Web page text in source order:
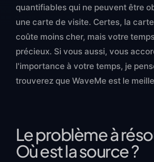
quantifiables qui ne peuvent être
une carte de visite. Certes, la
coûte moins cher, mais votre
précieux. Si vous aussi, vous
l'importance à votre temps, je
trouverez que WaveMe est le
Le problème à
Où est la source ?